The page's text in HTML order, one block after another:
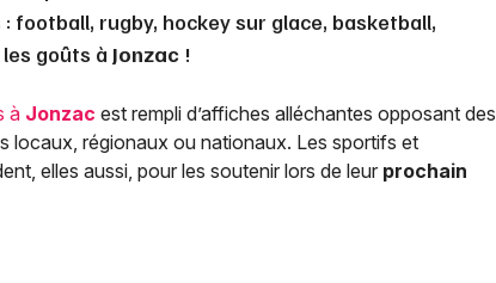
football, rugby, hockey sur glace, basketball,
goûts à Jonzac !
à Jonzac est rempli d’affiches alléchantes opposant des
locaux, régionaux ou nationaux. Les sportifs et
elles aussi, pour les soutenir lors de leur prochain